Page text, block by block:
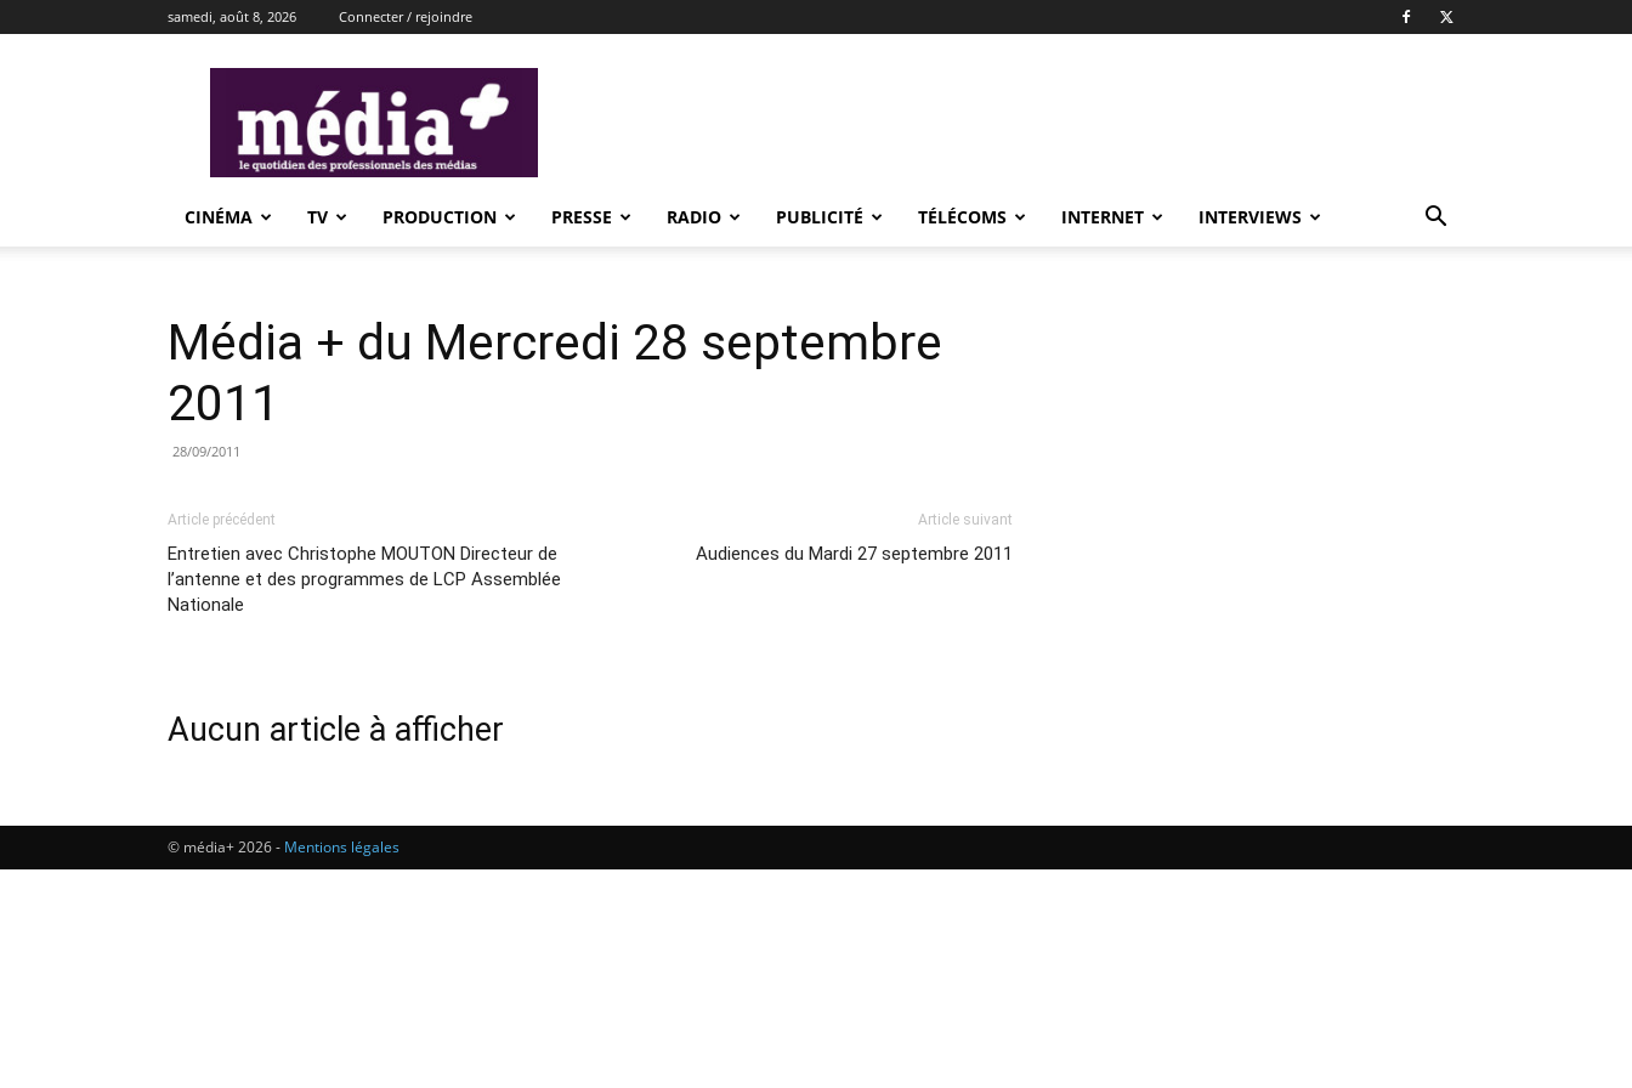
samedi, août 8, 2026 Connecter / rejoindre
CINÉMA TV PRODUCTION PRESSE RADIO PUBLICITÉ TÉLÉCOMS INTERNET INTERVIEWS
Média + du Mercredi 28 septembre
2011
28/09/2011
Article précédent
Entretien avec Christophe MOUTON Directeur de
l’antenne et des programmes de LCP Assemblée
Nationale
Article suivant
Audiences du Mardi 27 septembre 2011
Aucun article à afficher
© média+ 2026 - Mentions légales